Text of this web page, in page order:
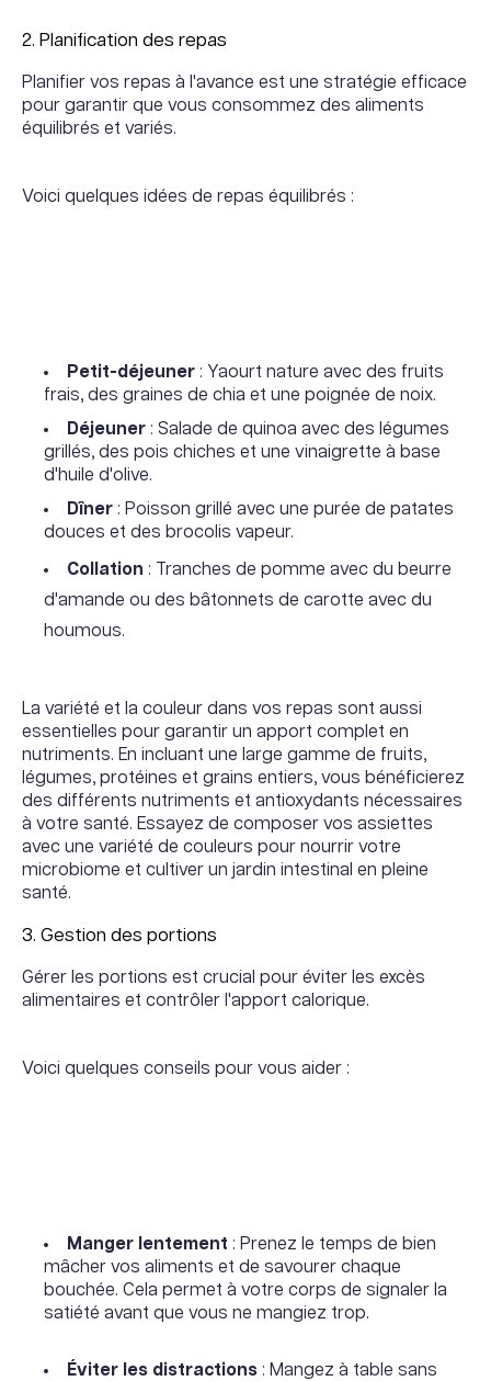
2. Planification des repas
Planifier vos repas à l'avance est une stratégie efficace
pour garantir que vous consommez des aliments
équilibrés et variés.
Voici quelques idées de repas équilibrés :
Petit-déjeuner : Yaourt nature avec des fruits
frais, des graines de chia et une poignée de noix.
Déjeuner : Salade de quinoa avec des légumes
grillés, des pois chiches et une vinaigrette à base
d'huile d'olive.
Dîner : Poisson grillé avec une purée de patates
douces et des brocolis vapeur.
Collation : Tranches de pomme avec du beurre
d'amande ou des bâtonnets de carotte avec du
houmous.
La variété et la couleur dans vos repas sont aussi
essentielles pour garantir un apport complet en
nutriments. En incluant une large gamme de fruits,
légumes, protéines et grains entiers, vous bénéficierez
des différents nutriments et antioxydants nécessaires
à votre santé. Essayez de composer vos assiettes
avec une variété de couleurs pour nourrir votre
microbiome et cultiver un jardin intestinal en pleine
santé.
3. Gestion des portions
Gérer les portions est crucial pour éviter les excès
alimentaires et contrôler l'apport calorique.
Voici quelques conseils pour vous aider :
Manger lentement : Prenez le temps de bien
mâcher vos aliments et de savourer chaque
bouchée. Cela permet à votre corps de signaler la
satiété avant que vous ne mangiez trop.
Éviter les distractions : Mangez à table sans